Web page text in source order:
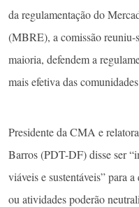
da regulamentação do
(MBRE), a comissão reuniu-
maioria, defendem a
mais efetiva das
Presidente da CMA e
Barros (PDT-DF) disse ser
viáveis e sustentáveis” para
ou atividades poderão